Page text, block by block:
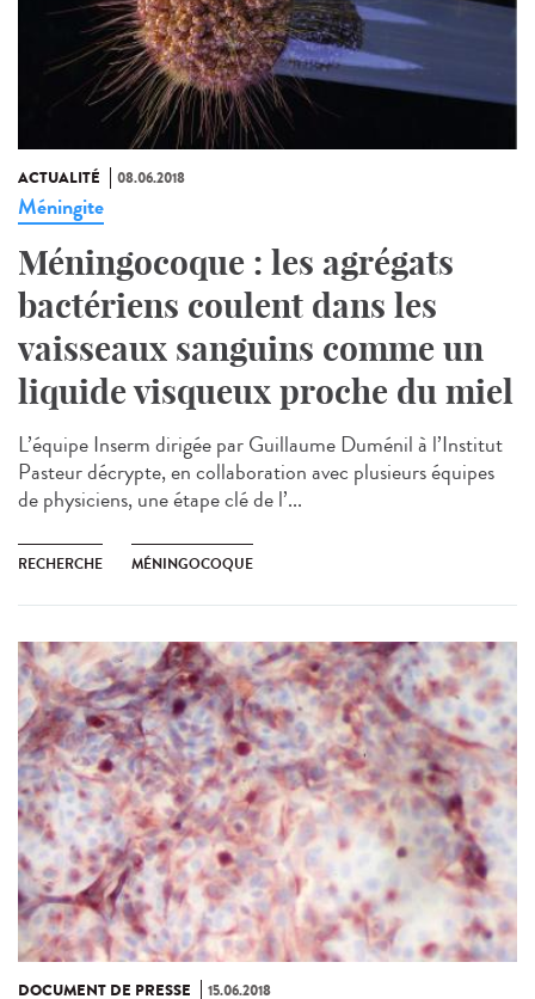
ACTUALITÉ 08.06.2018
Méningite
Méningocoque : les agrégats
bactériens coulent dans les
vaisseaux sanguins comme un
liquide visqueux proche du miel
L’équipe Inserm dirigée par Guillaume Duménil à l’Institut
Pasteur décrypte, en collaboration avec plusieurs équipes
de physiciens, une étape clé de l’...
RECHERCHE MÉNINGOCOQUE
DOCUMENT DE PRESSE 15.06.2018